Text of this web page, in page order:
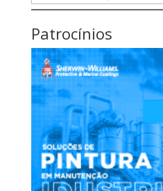
Patrocínios